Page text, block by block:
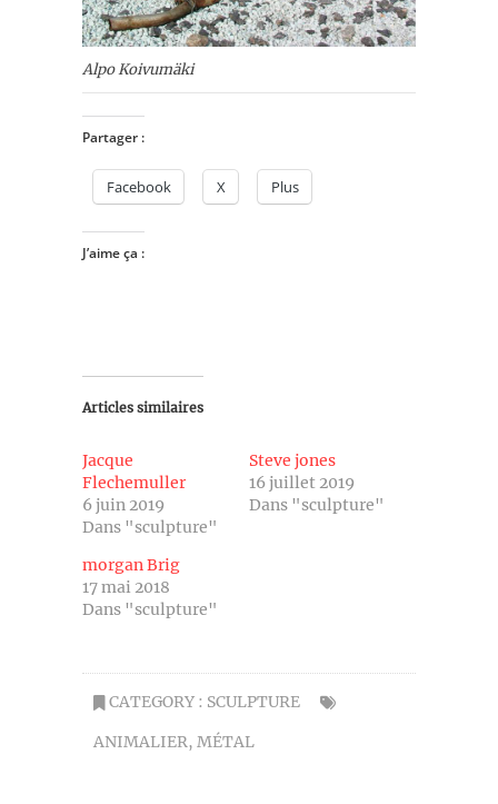
Alpo Koivumäki
Partager :
Facebook X Plus
J’aime ça :
Articles similaires
Jacque
Flechemuller
6 juin 2019
Dans "sculpture"
Steve jones
16 juillet 2019
Dans "sculpture"
morgan Brig
17 mai 2018
Dans "sculpture"
CATEGORY : SCULPTURE
ANIMALIER, MÉTAL